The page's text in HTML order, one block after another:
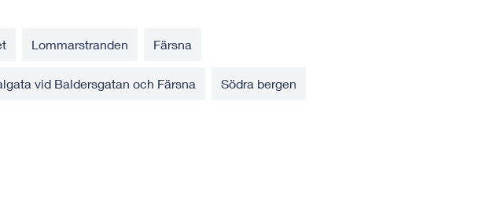
Lommarstranden Färsna
vid Baldersgatan och Färsna Södra bergen